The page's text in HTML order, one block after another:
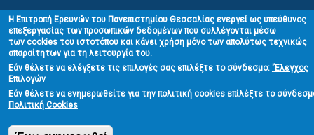
Κέντρο Δια Βίου Μάθησης
H Επιτροπή Ερευνών του Πανεπιστημίου Θεσσαλίας ενεργεί ως υπεύθυνος
επεξεργασίας των προσωπικών δεδομένων που συλλέγονται μέσω
των cookies του ιστοτόπου και κάνει χρήση μόνο των απολύτως τεχνικώς
απαραίτητων για τη λειτουργία του.
Εάν θέλετε να ελέγξετε τις επιλογές σας επιλέξτε το σύνδεσμο: 'Έλεγχος
Επιλογών
Εάν θέλετε να ενημερωθείτε για την πολιτική cookies επίλέξτε το
Πολιτική Cookies